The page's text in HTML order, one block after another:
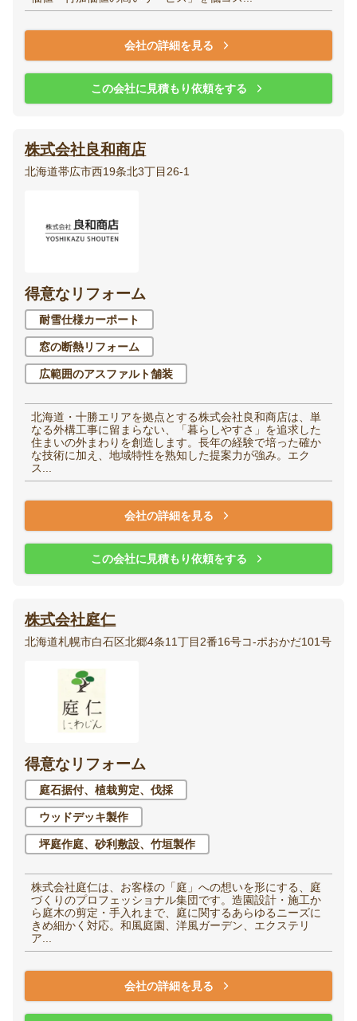
会社の詳細を見る
この会社に見積もり依頼をする
株式会社良和商店
北海道帯広市西19条北3丁目26-1
得意なリフォーム
耐雪仕様カーポート
窓の断熱リフォーム
広範囲のアスファルト舗装
北海道・十勝エリアを拠点とする株式会社良和商店は、単
なる外構工事に留まらない、「暮らしやすさ」を追求した
住まいの外まわりを創造します。長年の経験で培った確か
な技術に加え、地域特性を熟知した提案力が強み。エク
ス...
会社の詳細を見る
この会社に見積もり依頼をする
株式会社庭仁
北海道札幌市白石区北郷4条11丁目2番16号コ-ポおかだ101号
得意なリフォーム
庭石据付、植栽剪定、伐採
ウッドデッキ製作
坪庭作庭、砂利敷設、竹垣製作
株式会社庭仁は、お客様の「庭」への想いを形にする、庭
づくりのプロフェッショナル集団です。造園設計・施工か
ら庭木の剪定・手入れまで、庭に関するあらゆるニーズに
きめ細かく対応。和風庭園、洋風ガーデン、エクステリ
ア...
会社の詳細を見る